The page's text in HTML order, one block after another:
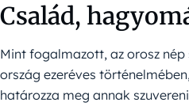
Család,
Mint fogalmazott, az orosz
ország ezeréves
határozza meg annak